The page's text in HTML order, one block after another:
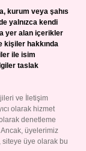
kurum veya şahıs
yalnızca kendi
yer alan içerikler
kişiler hakkında
ile isim
taslak
ve İletişim
olarak hizmet
denetleme
üyelerimiz
siteye üye olarak bu